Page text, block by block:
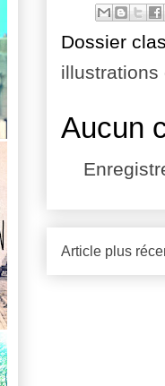
Dossier
illustrations
Aucun
Article plus